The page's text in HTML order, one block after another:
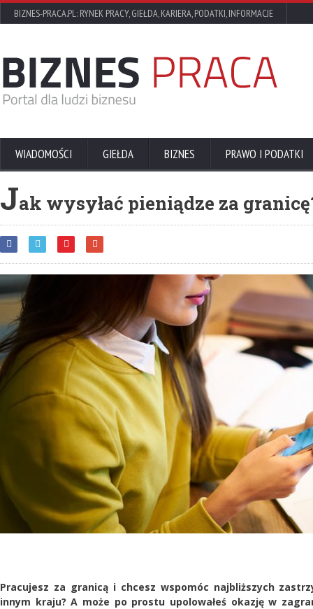
BIZNES-PRACA.PL: RYNEK PRACY, GIEŁDA, KARIERA, PODATKI, INFORMACJE
WIADOMOŚCI GIEŁDA BIZNES PRAWO I PODATKI
Jak wysyłać pieniądze za
Pracujesz za granicą i chcesz wspomóc najbliższych
innym kraju? A może po prostu upolowałeś okazję w